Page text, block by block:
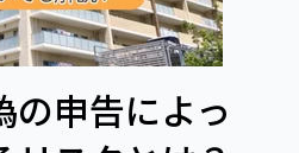
の申告によっ